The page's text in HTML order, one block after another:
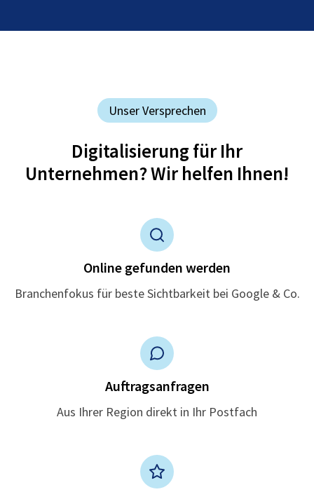
Unser Versprechen
Digitalisierung für Ihr
Unternehmen? Wir helfen Ihnen!
Online gefunden werden
Branchenfokus für beste Sichtbarkeit bei Google & Co.
Auftragsanfragen
Aus Ihrer Region direkt in Ihr Postfach